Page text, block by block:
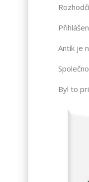
Antík je
Byl to